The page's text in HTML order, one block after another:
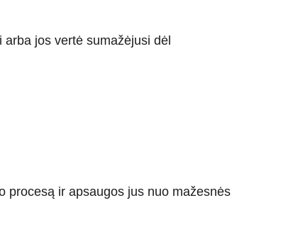
jos vertė sumažėjusi dėl
procesą ir apsaugos jus nuo mažesnės